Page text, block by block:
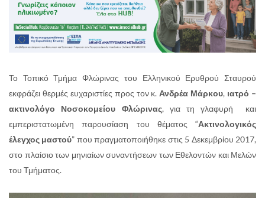
Το Τοπικό Τμήμα Φλώρινας του Ελληνικού Ερυθρού Σταυρού
εκφράζει θερμές ευχαριστίες προς τον κ. Ανδρέα Μάρκου, ιατρό –
ακτινολόγο Νοσοκομείου Φλώρινας, για τη γλαφυρή και
εμπεριστατωμένη παρουσίαση του θέματος “Ακτινολογικός
έλεγχος μαστού” που πραγματοποιήθηκε στις 5 Δεκεμβρίου 2017,
στο πλαίσιο των μηνιαίων συναντήσεων των Εθελοντών και Μελών
του Τμήματος.